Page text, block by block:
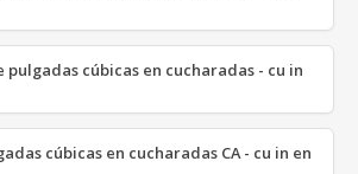
pulgadas cúbicas en cucharadas - cu in
cúbicas en cucharadas CA - cu in en